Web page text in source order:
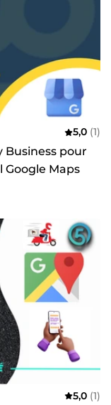
5,0 (1)
Business pour
Maps
5,0 (1)